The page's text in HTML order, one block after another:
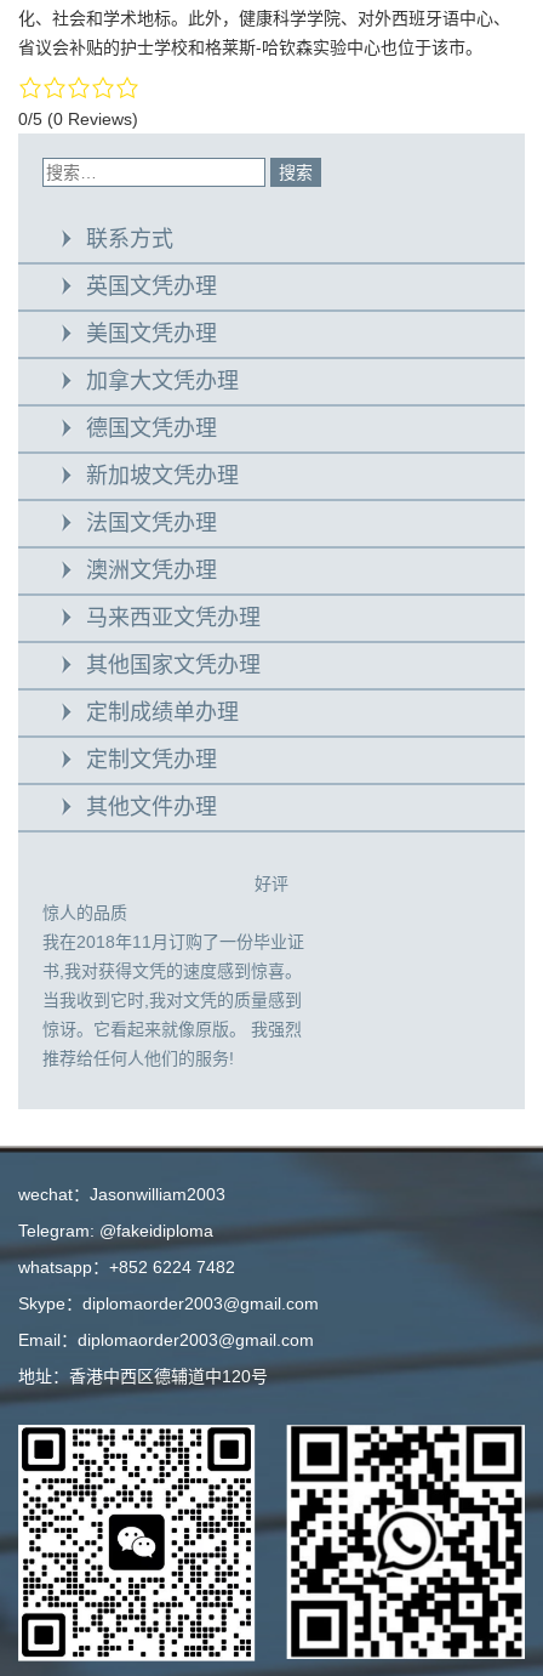
化、社会和学术地标。此外，健康科学学院、对外西班牙语中心、
省议会补贴的护士学校和格莱斯-哈钦森实验中心也位于该市。
0/5 (0 Reviews)
联系方式
英国文凭办理
美国文凭办理
加拿大文凭办理
德国文凭办理
新加坡文凭办理
法国文凭办理
澳洲文凭办理
马来西亚文凭办理
其他国家文凭办理
定制成绩单办理
定制文凭办理
其他文件办理
好评
惊人的品质
我在2018年11月订购了一份毕业证
书,我对获得文凭的速度感到惊喜。
当我收到它时,我对文凭的质量感到
惊讶。它看起来就像原版。 我强烈
推荐给任何人他们的服务!
wechat：Jasonwilliam2003
Telegram: @fakeidiploma
whatsapp：+852 6224 7482
Skype：diplomaorder2003@gmail.com
Email：diplomaorder2003@gmail.com
地址：香港中西区德辅道中120号